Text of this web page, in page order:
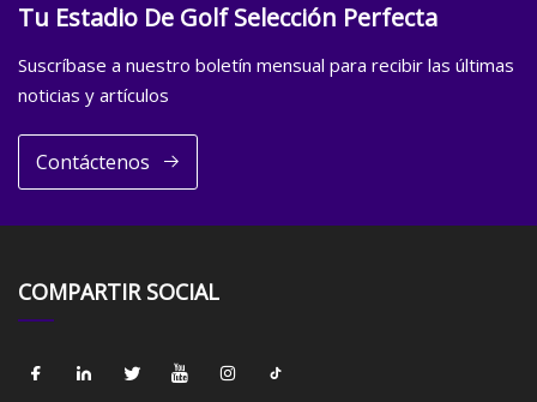
Tu Estadio De Golf Selección Perfecta
Suscríbase a nuestro boletín mensual para recibir las últimas
noticias y artículos
Contáctenos
COMPARTIR SOCIAL